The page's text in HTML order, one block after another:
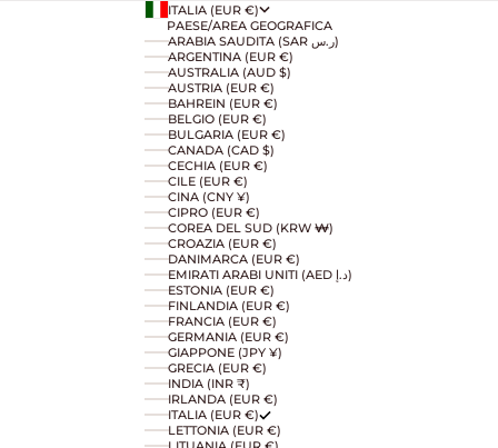
ITALIA (EUR €)
PAESE/AREA GEOGRAFICA
ARABIA SAUDITA (SAR ر.س)
ARGENTINA (EUR €)
AUSTRALIA (AUD $)
AUSTRIA (EUR €)
BAHREIN (EUR €)
BELGIO (EUR €)
BULGARIA (EUR €)
CANADA (CAD $)
CECHIA (EUR €)
CILE (EUR €)
CINA (CNY ¥)
CIPRO (EUR €)
COREA DEL SUD (KRW ₩)
CROAZIA (EUR €)
DANIMARCA (EUR €)
EMIRATI ARABI UNITI (AED د.إ)
ESTONIA (EUR €)
FINLANDIA (EUR €)
FRANCIA (EUR €)
GERMANIA (EUR €)
GIAPPONE (JPY ¥)
GRECIA (EUR €)
INDIA (INR ₹)
IRLANDA (EUR €)
ITALIA (EUR €)
LETTONIA (EUR €)